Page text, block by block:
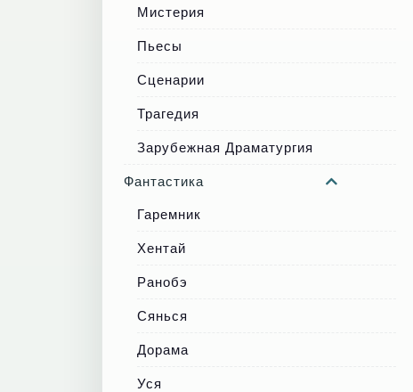
Мистерия
Пьесы
Сценарии
Трагедия
Зарубежная Драматургия
Фантастика
Гаремник
Хентай
Ранобэ
Сянься
Дорама
Уся